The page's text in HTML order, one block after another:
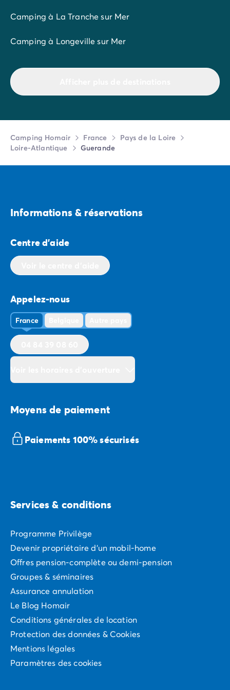
Camping à La Tranche sur Mer
Camping à Longeville sur Mer
Camping Homair France
Pays de la Loire
Loire-Atlantique
Guerande
Informations & réservations
Centre d'aide
Appelez-nous
France
Moyens de paiement
Paiements 100% sécurisés
Services & conditions
Programme Privilège
Devenir propriétaire d'un mobil-home
Offres pension-complète ou demi-pension
Groupes & séminaires
Assurance annulation
Le Blog Homair
Conditions générales de location
Protection des données & Cookies
Mentions légales
Paramètres des cookies